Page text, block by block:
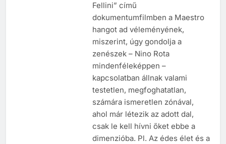
Fellini” című
dokumentumfilmben a Maestro
hangot ad véleményének,
miszerint, úgy gondolja a
zenészek – Nino Rota
mindenféleképpen –
kapcsolatban állnak valami
testetlen, megfoghatatlan,
számára ismeretlen zónával,
ahol már létezik az adott dal,
csak le kell hívni őket ebbe a
dimenzióba. Pl. Az édes élet és a